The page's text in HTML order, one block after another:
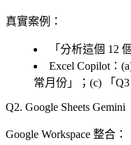
真實案例 ：
「 分析這個 12
Excel Copilot：
常月份 」；(c) 「
2. Google Sheets Gemini
Google Workspace 整合 ：